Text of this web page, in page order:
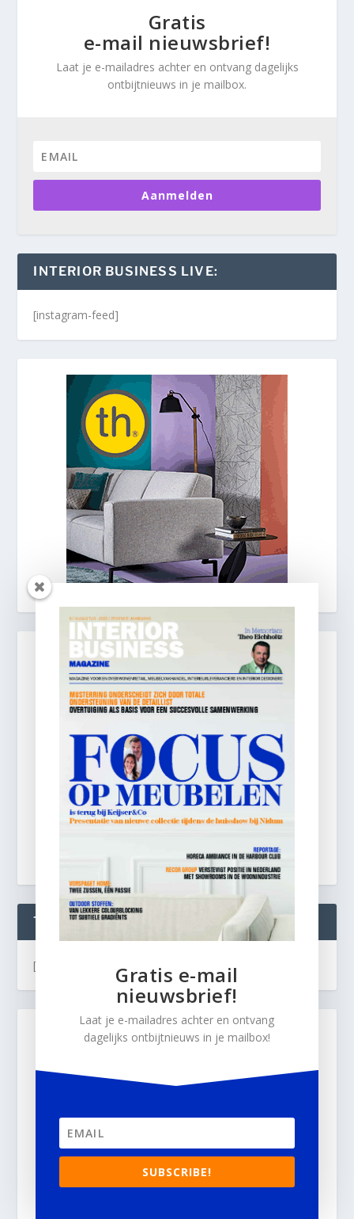
Gratis
e-mail nieuwsbrief!
Laat je e-mailadres achter en ontvang dagelijks
ontbijtnieuws in je mailbox.
Aanmelden
INTERIOR BUSINESS LIVE:
[instagram-feed]
TWEETS
[custom-twitter-feeds]Gratis e-mail
nieuwsbrief!
Laat je e-mailadres achter en ontvang
dagelijks ontbijtnieuws in je mailbox!
SUBSCRIBE!